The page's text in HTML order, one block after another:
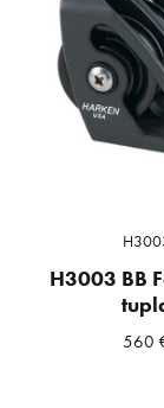
H3003 BB
560